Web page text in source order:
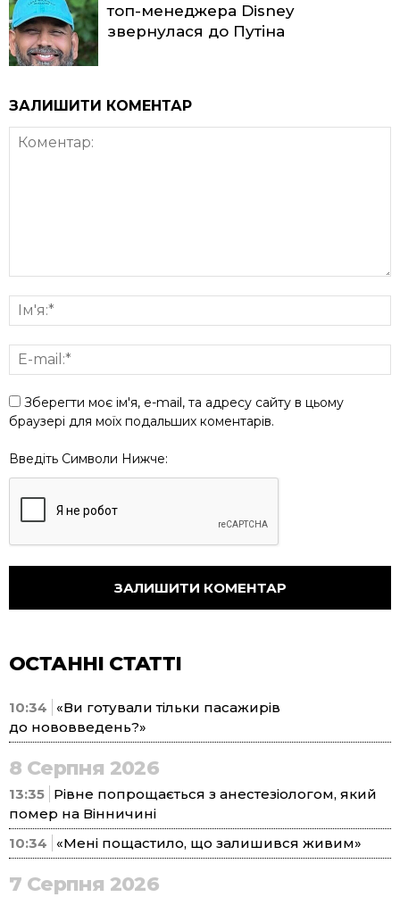
топ-менеджера Disney
звернулася до Путіна
ЗАЛИШИТИ КОМЕНТАР
Зберегти моє ім'я, e-mail, та адресу сайту в цьому
браузері для моїх подальших коментарів.
Введіть Символи Нижче:
ОСТАННІ СТАТТІ
10:34
«Ви готували тільки пасажирів
до нововведень?»
8 Серпня 2026
13:35 Рівне попрощається з анестезіологом, який
помер на Вінничині
10:34
«Мені пощастило, що залишився живим»
7 Серпня 2026